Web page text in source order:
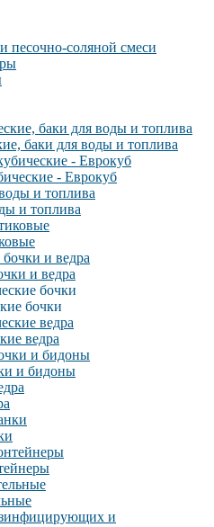
песочно-соляной смеси
баки для воды и топлива
- Еврокуб
и топлива
и ведра
бочки
ведра
и бидоны